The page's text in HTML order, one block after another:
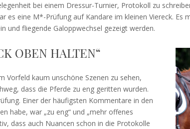
einer
M-
Dressur
bei einem Dressur-Turnier, Protokoll zu
es eine M*-Prüfung auf Kandare im kleinen Viereck. Es
und fliegende Galoppwechsel gezeigt werden.
OBEN HALTEN“
Vorfeld kaum unschöne Szenen zu sehen,
dass die Pferde zu eng geritten wurden.
Einer der häufigsten Kommentare in den
habe, war „zu eng“ und „mehr offenes
dass auch Nuancen schon in die Protokolle